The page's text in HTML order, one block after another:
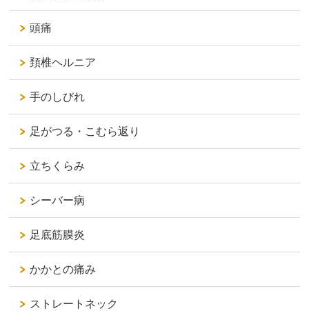
頭痛
頚椎ヘルニア
手のしびれ
足がつる・こむら返り
立ちくらみ
シーバー病
足底筋膜炎
かかとの痛み
ストレートネック